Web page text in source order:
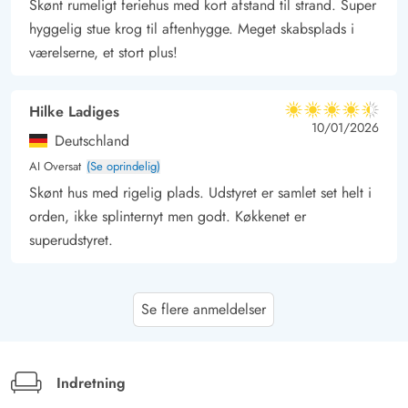
Skønt rumeligt feriehus med kort afstand til strand. Super
hyggelig stue krog til aftenhygge. Meget skabsplads i
værelserne, et stort plus!
Hilke Ladiges
Deutschland
AI Oversat (Se oprindelig)
4.5 ud af 5
4.5 ud af 5
4.5 out of 5
10/01/2026
Skønt hus med rigelig plads. Udstyret er samlet set helt i
orden, ikke splinternyt men godt. Køkkenet er
superudstyret.
Vi følte os meget godt tilpas der. Huset havde alt hvad
Se flere anmeldelser
Indretning